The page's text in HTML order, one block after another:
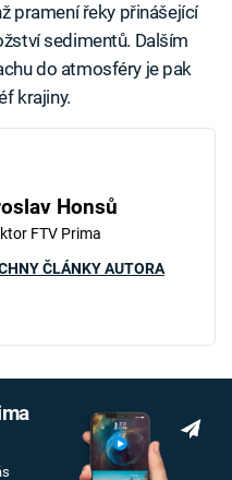
pramení řeky přinášející
sedimentů. Dalším
do atmosféry je pak
krajiny.
Honsů
FTV Prima
ČLÁNKY AUTORA